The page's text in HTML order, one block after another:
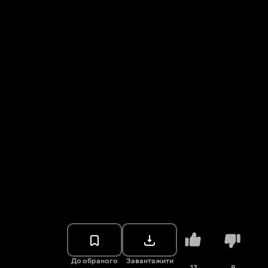
До обраного Завантажити